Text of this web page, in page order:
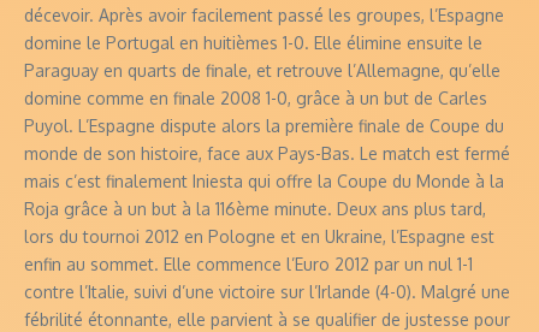
décevoir. Après avoir facilement passé les groupes, l’Espagne
domine le Portugal en huitièmes 1-0. Elle élimine ensuite le
Paraguay en quarts de finale, et retrouve l’Allemagne, qu’elle
domine comme en finale 2008 1-0, grâce à un but de Carles
Puyol. L’Espagne dispute alors la première finale de Coupe du
monde de son histoire, face aux Pays-Bas. Le match est fermé
mais c’est finalement Iniesta qui offre la Coupe du Monde à la
Roja grâce à un but à la 116ème minute. Deux ans plus tard,
lors du tournoi 2012 en Pologne et en Ukraine, l’Espagne est
enfin au sommet. Elle commence l’Euro 2012 par un nul 1-1
contre l’Italie, suivi d’une victoire sur l’Irlande (4-0). Malgré une
fébrilité étonnante, elle parvient à se qualifier de justesse pour